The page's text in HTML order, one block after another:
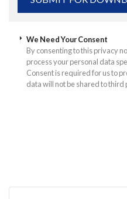
We Need Your Consent
By consenting to this privacy
process your personal data
Consent is required for us to
data will not be shared to third